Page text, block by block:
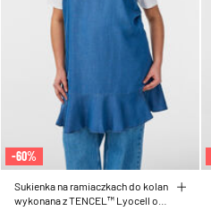
-60%
Sukienka na ramiaczkach do kolan
wykonana z TENCEL™ Lyocell o